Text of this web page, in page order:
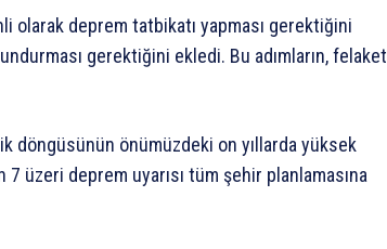
olarak deprem tatbikatı yapması gerektiğini
gerektiğini ekledi. Bu adımların, felaket
döngüsünün önümüzdeki on yıllarda yüksek
üzeri deprem uyarısı tüm şehir planlamasına